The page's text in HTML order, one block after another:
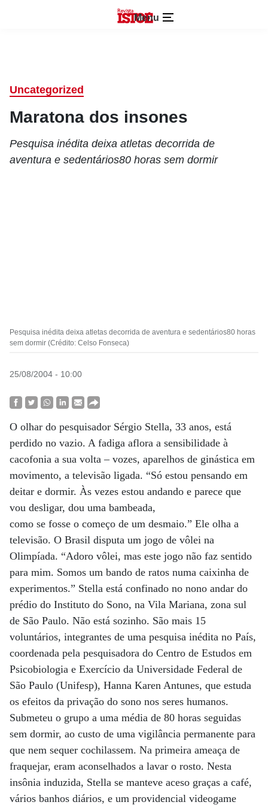
Menu
Uncategorized
Maratona dos insones
Pesquisa inédita deixa atletas decorrida de
aventura e sedentários80 horas sem dormir
Pesquisa inédita deixa atletas decorrida de aventura e sedentários80 horas
sem dormir (Crédito: Celso Fonseca)
25/08/2004 - 10:00
O olhar do pesquisador Sérgio Stella, 33 anos, está
perdido no vazio. A fadiga aflora a sensibilidade à
cacofonia a sua volta – vozes, aparelhos de ginástica em
movimento, a televisão ligada. “Só estou pensando em
deitar e dormir. Às vezes estou andando e parece que
vou desligar, dou uma bambeada,
como se fosse o começo de um desmaio.” Ele olha a
televisão. O Brasil disputa um jogo de vôlei na
Olimpíada. “Adoro vôlei, mas este jogo não faz sentido
para mim. Somos um bando de ratos numa caixinha de
experimentos.” Stella está confinado no nono andar do
prédio do Instituto do Sono, na Vila Mariana, zona sul
de São Paulo. Não está sozinho. São mais 15
voluntários, integrantes de uma pesquisa inédita no País,
coordenada pela pesquisadora do Centro de Estudos em
Psicobiologia e Exercício da Universidade Federal de
São Paulo (Unifesp), Hanna Karen Antunes, que estuda
os efeitos da privação do sono nos seres humanos.
Submeteu o grupo a uma média de 80 horas seguidas
sem dormir, ao custo de uma vigilância permanente para
que nem sequer cochilassem. Na primeira ameaça de
fraquejar, eram aconselhados a lavar o rosto. Nesta
insônia induzida, Stella se manteve aceso graças a café,
vários banhos diários, e um providencial videogame